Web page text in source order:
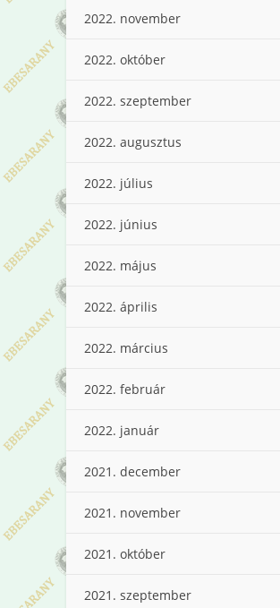
2022. november
2022. október
2022. szeptember
2022. augusztus
2022. július
2022. június
2022. május
2022. április
2022. március
2022. február
2022. január
2021. december
2021. november
2021. október
2021. szeptember